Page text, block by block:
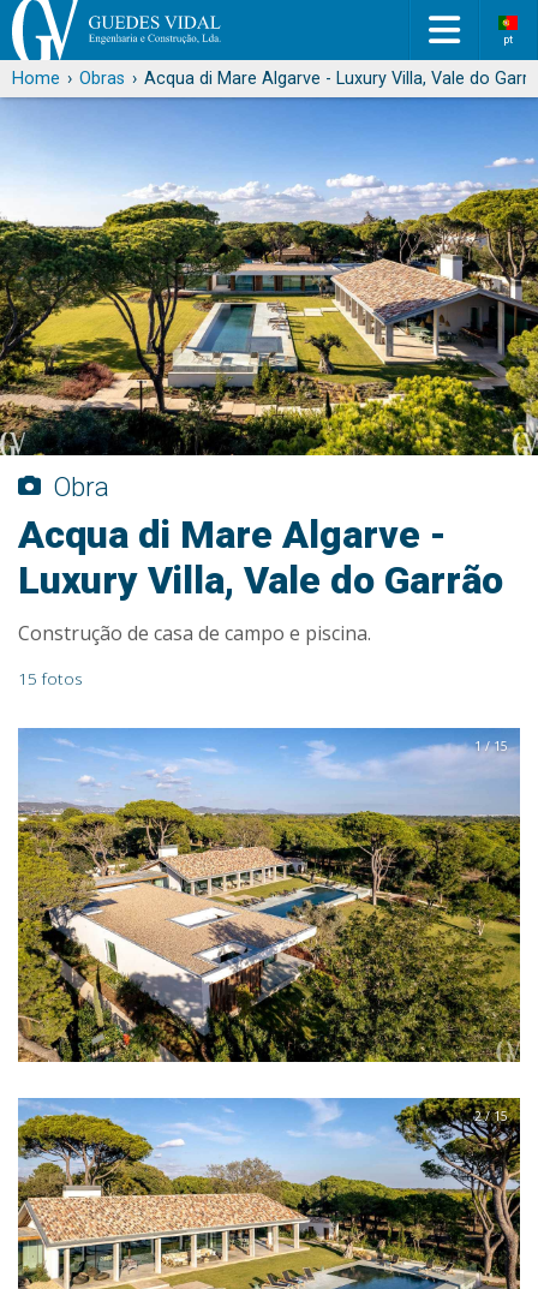
pt
Home Obras Acqua di Mare Algarve - Luxury Villa, Vale do
Obra
Acqua di Mare Algarve -
Luxury Villa, Vale do Garrão
Construção de casa de campo e piscina.
15 fotos
1 / 15
2 / 15